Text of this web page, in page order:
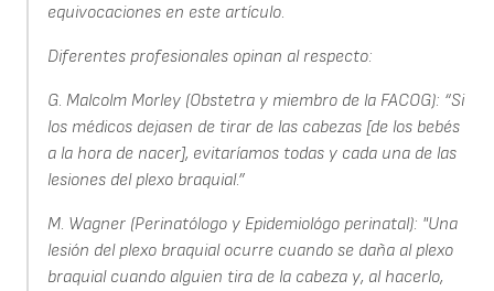
equivocaciones en este artículo.
Diferentes profesionales opinan al respecto:
G. Malcolm Morley (Obstetra y miembro de la FACOG): “Si
los médicos dejasen de tirar de las cabezas [de los bebés
a la hora de nacer], evitaríamos todas y cada una de las
lesiones del plexo braquial.”
M. Wagner (Perinatólogo y Epidemiológo perinatal): "Una
lesión del plexo braquial ocurre cuando se daña al plexo
braquial cuando alguien tira de la cabeza y, al hacerlo,